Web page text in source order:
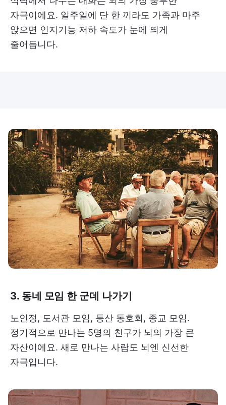
자극이에요. 일주일에 단 한 끼라도 가족과 마주
앉으면 인지기능 저하 속도가 눈에 띄게
줄어듭니다.
3. 동네 모임 한 군데 나가기
노인정, 도서관 모임, 등산 동호회, 종교 모임.
정기적으로 만나는 5명의 친구가 뇌의 가장 큰
자산이에요. 새로 만나는 사람도 뇌엔 신선한
자극입니다.